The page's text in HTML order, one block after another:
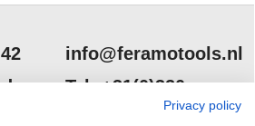
info@feramotools.nl
Tel: +31(0)320
Privacy policy